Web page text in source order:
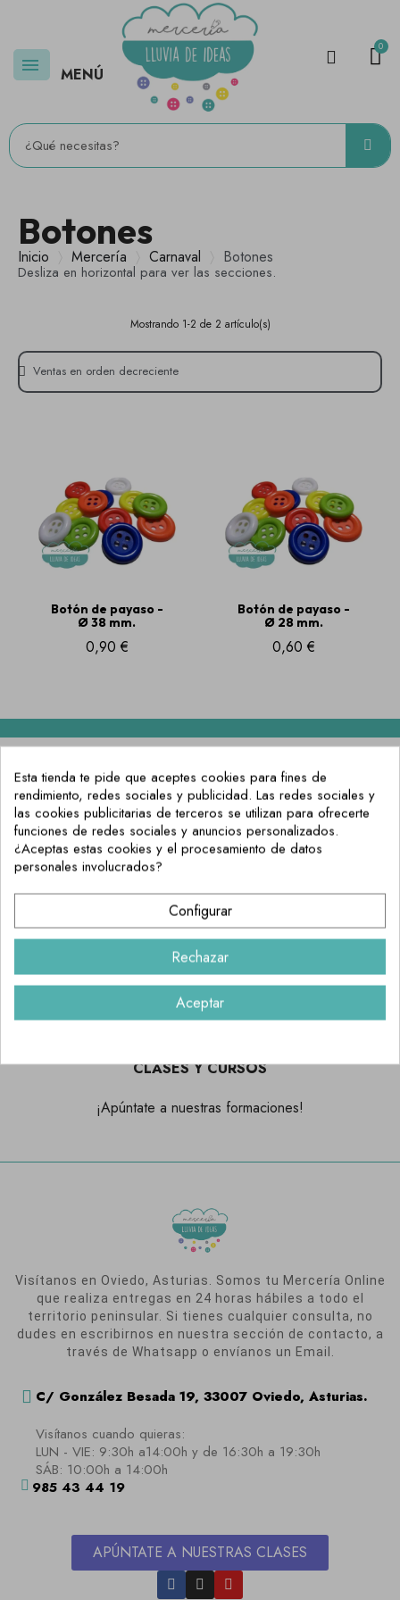
MENÚ
Botones
Inicio Mercería Carnaval Botones
Desliza en horizontal para ver las secciones.
Mostrando 1-2 de 2 artículo(s)
Botón de payaso -
Ø 38 mm.
0,90 €
Botón de payaso -
Ø 28 mm.
0,60 €
TIENDA FÍSICA
Compra online y Recoge en Tienda Física
ENVÍO 24H. HÁBILES
Preparamos tu envío y lo recibes en 24h. hábiles en tu casa.
CLASES Y CURSOS
¡Apúntate a nuestras formaciones!
Visítanos en Oviedo, Asturias. Somos tu Mercería Online
que realiza entregas en 24 horas hábiles a todo el
territorio peninsular. Si tienes cualquier consulta, no
dudes en escribirnos en nuestra sección de contacto, a
través de Whatsapp o envíanos un Email.
C/ González Besada 19, 33007 Oviedo, Asturias.
Visítanos cuando quieras:
LUN - VIE: 9:30h a14:00h y de 16:30h a 19:30h
SÁB: 10:00h a 14:00h
985 43 44 19
APÚNTATE A NUESTRAS CLASES
Esta tienda te pide que aceptes cookies para fines de
rendimiento, redes sociales y publicidad. Las redes sociales y
las cookies publicitarias de terceros se utilizan para ofrecerte
funciones de redes sociales y anuncios personalizados.
¿Aceptas estas cookies y el procesamiento de datos
personales involucrados?
Configurar
Rechazar
Aceptar